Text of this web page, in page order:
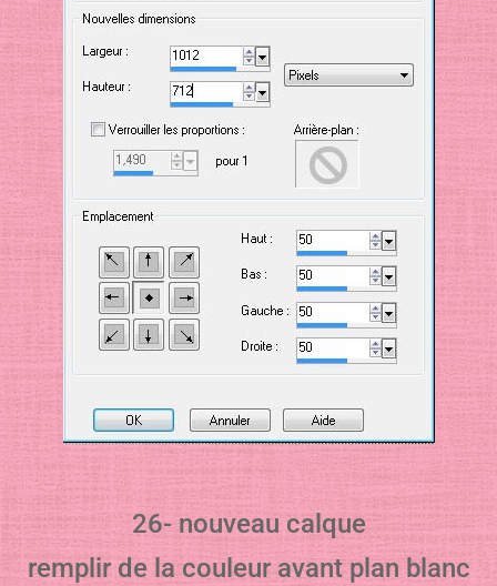
26- nouveau calque
remplir de la couleur avant plan blanc